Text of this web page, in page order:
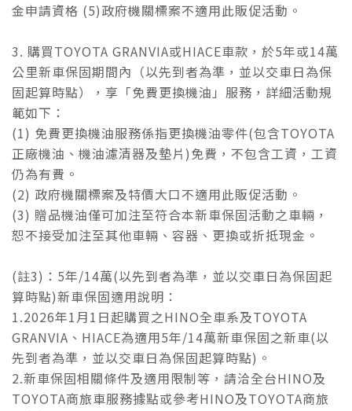
金申請資格 (5)政府機關標案不適用此販促活動。
3. 購買TOYOTA GRANVIA或HIACE車款，於5年或14萬
公里新車保固期間內（以先到者為準，並以交車日為保
固起算時點），享「免費更換機油」服務，詳細活動規
範如下：
(1) 免費更換機油服務係指更換機油零件(包含TOYOTA
正廠機油、機油濾清器及墊片)免費，不包含工資，工資
仍為有費。
(2) 政府機關標案及特價大口不適用此販促活動。
(3) 贈品機油僅可加注至符合本新車保固活動之車輛，
恕不接受加注至其他車輛、容器、更換或折抵現金。
(註3)：5年/14萬(以先到者為準，並以交車日為保固起
算時點)新車保固適用說明：
1.2026年1月1日起購買之HINO全車系及TOYOTA
GRANVIA、HIACE為適用5年/14萬新車保固之新車(以
先到者為準，並以交車日為保固起算時點)。
2.新車保固相關條件及適用限制等，請洽全台HINO及
TOYOTA商旅車服務據點或參考HINO及TOYOTA商旅